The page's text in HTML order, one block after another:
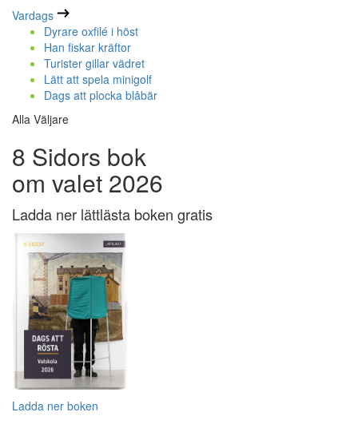
Vardags
Dyrare oxfilé i höst
Han fiskar kräftor
Turister gillar vädret
Lätt att spela minigolf
Dags att plocka blåbär
Alla Väljare
8 Sidors bok
om valet 2026
Ladda ner lättlästa boken gratis
Ladda ner boken